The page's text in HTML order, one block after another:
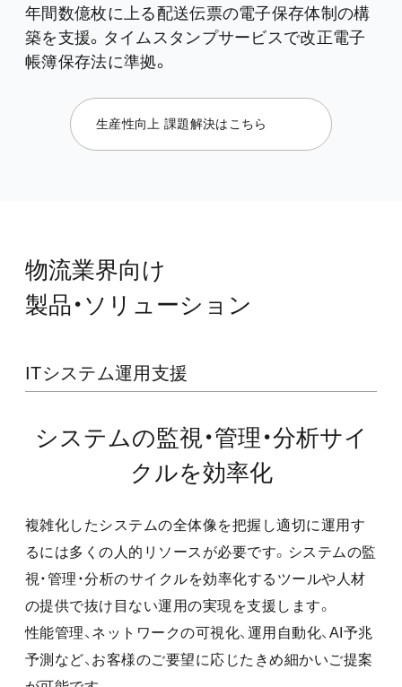
年間数億枚に上る配送伝票の電子保存体制の構
築を支援。タイムスタンプサービスで改正電子
帳簿保存法に準拠。
生産性向上 課題解決はこちら
物流業界向け
製品・ソリューション
ITシステム運用支援
システムの監視・管理・分析サイ
クルを効率化
複雑化したシステムの全体像を把握し適切に運用す
るには多くの人的リソースが必要です。システムの監
視・管理・分析のサイクルを効率化するツールや人材
の提供で抜け目ない運用の実現を支援します。
性能管理、ネットワークの可視化、運用自動化、AI予兆
予測など、お客様のご要望に応じたきめ細かいご提案